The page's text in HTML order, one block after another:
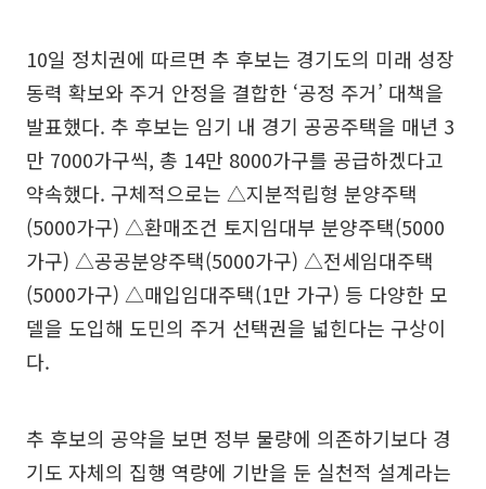
10일 정치권에 따르면 추 후보는 경기도의 미래 성장
동력 확보와 주거 안정을 결합한 ‘공정 주거’ 대책을
발표했다. 추 후보는 임기 내 경기 공공주택을 매년 3
만 7000가구씩, 총 14만 8000가구를 공급하겠다고
약속했다. 구체적으로는 △지분적립형 분양주택
(5000가구) △환매조건 토지임대부 분양주택(5000
가구) △공공분양주택(5000가구) △전세임대주택
(5000가구) △매입임대주택(1만 가구) 등 다양한 모
델을 도입해 도민의 주거 선택권을 넓힌다는 구상이
다.
추 후보의 공약을 보면 정부 물량에 의존하기보다 경
기도 자체의 집행 역량에 기반을 둔 실천적 설계라는